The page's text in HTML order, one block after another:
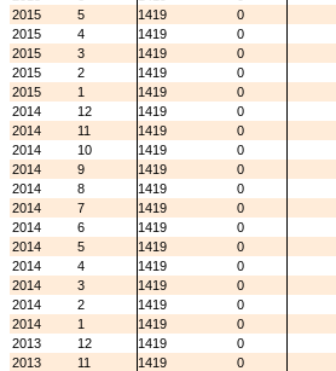
2015
5 1419
0
2015
4 1419
0
2015
3 1419
0
2015
2 1419
0
2015
1 1419
0
2014
12 1419
0
2014
11 1419
0
2014
10 1419
0
2014
9 1419
0
2014
8 1419
0
2014
7 1419
0
2014
6 1419
0
2014
5 1419
0
2014
4 1419
0
2014
3 1419
0
2014
2 1419
0
2014
1 1419
0
2013
12 1419
0
2013
11 1419
0